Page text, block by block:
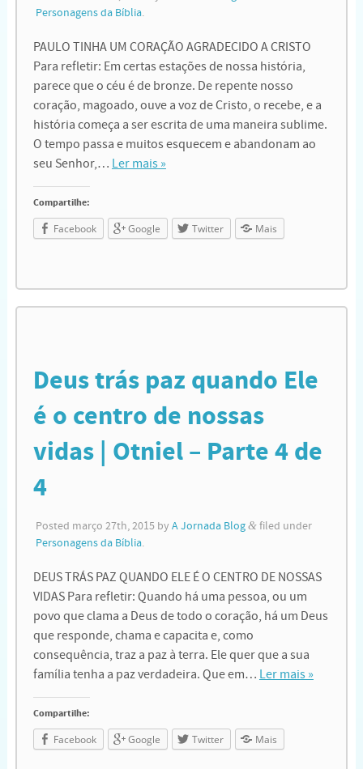
Personagens da Bíblia.
PAULO TINHA UM CORAÇÃO AGRADECIDO A CRISTO
Para refletir: Em certas estações de nossa história,
parece que o céu é de bronze. De repente nosso
coração, magoado, ouve a voz de Cristo, o recebe, e a
história começa a ser escrita de uma maneira sublime.
O tempo passa e muitos esquecem e abandonam ao
seu Senhor,… Ler mais »
Compartilhe:
Facebook Google Twitter Mais
Deus trás paz quando Ele
é o centro de nossas
vidas | Otniel – Parte 4 de
4
Posted março 27th, 2015 by A Jornada Blog &filed under
Personagens da Bíblia.
DEUS TRÁS PAZ QUANDO ELE É O CENTRO DE NOSSAS
VIDAS Para refletir: Quando há uma pessoa, ou um
povo que clama a Deus de todo o coração, há um Deus
que responde, chama e capacita e, como
consequência, traz a paz à terra. Ele quer que a sua
família tenha a paz verdadeira. Que em… Ler mais »
Compartilhe:
Facebook Google Twitter Mais